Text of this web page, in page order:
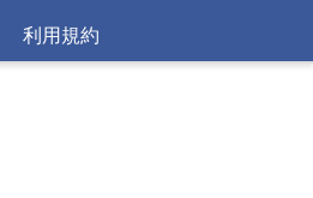
利用規約